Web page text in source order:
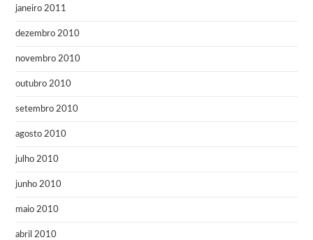
janeiro 2011
dezembro 2010
novembro 2010
outubro 2010
setembro 2010
agosto 2010
julho 2010
junho 2010
maio 2010
abril 2010